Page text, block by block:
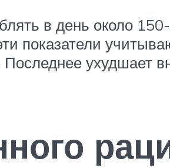
в день около
показатели
ухудшает